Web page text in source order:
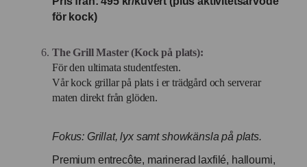
för kock)
The Grill Master (Kock på plats):
För den ultimata studentfesten.
Vår kock grillar på plats i er trädgård och serverar
maten direkt från glöden.
Fokus: Grillat, lyx samt showkänsla på plats.
Premium entrecôte, marinerad laxfilé, halloumi,